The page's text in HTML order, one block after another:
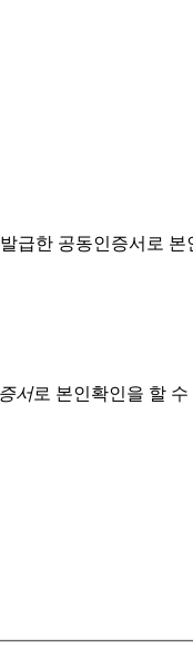
급한 공동인증서로 본
서로 본인확인을 할 수